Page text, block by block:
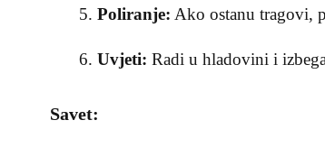
Poliranje: Ako ostanu tragovi,
Uvjeti: Radi u hladovini i
Savet: